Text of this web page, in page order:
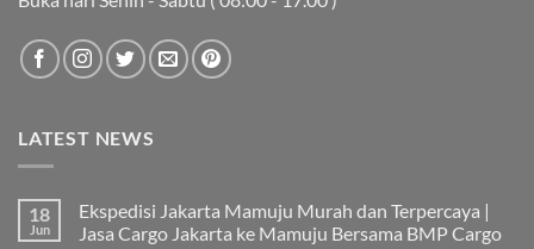
LATEST NEWS
18
Jun
Ekspedisi Jakarta Mamuju Murah dan Terpercaya |
Jasa Cargo Jakarta ke Mamuju Bersama BMP Cargo